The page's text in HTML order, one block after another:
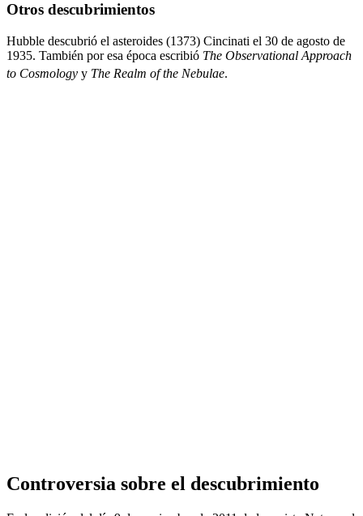
Otros descubrimientos
Hubble descubrió el asteroides (1373) Cincinati el 30 de agosto de
1935. También por esa época escribió The Observational Approach
to Cosmology y The Realm of the Nebulae.
Controversia sobre el descubrimiento